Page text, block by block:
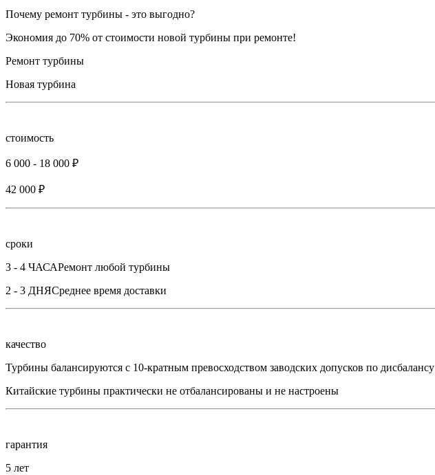
Почему ремонт турбины - это выгодно?
Экономия до 70% от стоимости новой турбины при ремонте!
Ремонт турбины
Новая турбина
стоимость
6 000 - 18 000 ₽
42 000 ₽
сроки
3 - 4 ЧАСАРемонт любой турбины
2 - 3 ДНЯСреднее время доставки
качество
Турбины балансируются с 10-кратным превосходством заводских допусков по дисбалансу
Китайские турбины практически не отбалансированы и не настроены
гарантия
5 лет